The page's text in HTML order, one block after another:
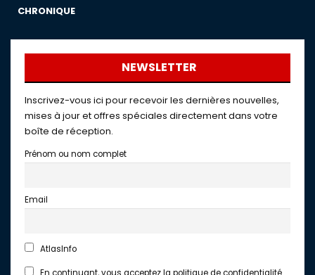
CHRONIQUE
NEWSLETTER
Inscrivez-vous ici pour recevoir les dernières nouvelles,
mises à jour et offres spéciales directement dans votre
boîte de réception.
Prénom ou nom complet
Email
AtlasInfo